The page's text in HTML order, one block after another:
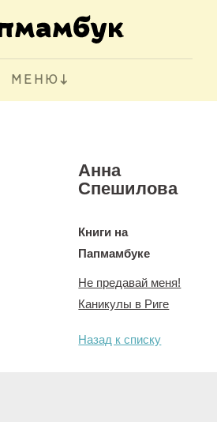
МЕНЮ
Анна
Спешилова
Книги на
Папмамбуке
Не предавай меня!
Каникулы в Риге
Назад к списку